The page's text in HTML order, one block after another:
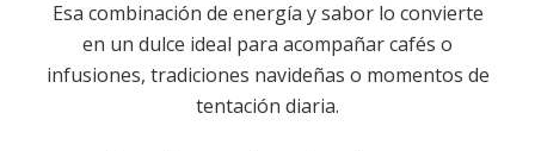
Esa combinación de energía y sabor lo convierte
en un dulce ideal para acompañar cafés o
infusiones, tradiciones navideñas o momentos de
tentación diaria.